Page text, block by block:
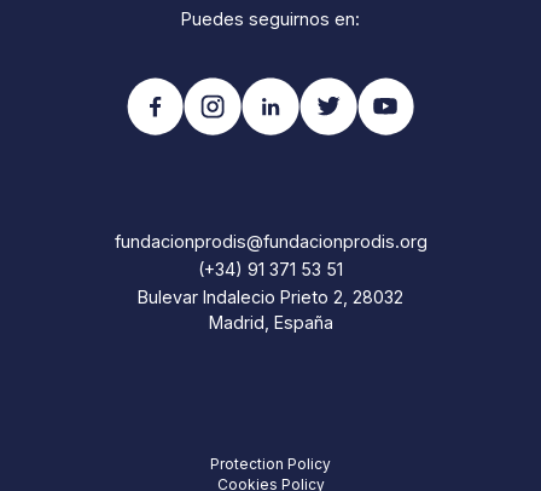
Puedes seguirnos en:
fundacionprodis@fundacionprodis.org
(+34) 91 371 53 51
Bulevar Indalecio Prieto 2, 28032
Madrid, España
Protection Policy
Cookies Policy